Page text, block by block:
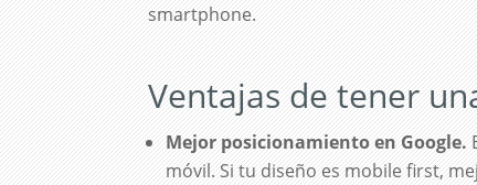
smartphone.
Ventajas de tener
Mejor posicionamiento en Google.
móvil. Si tu diseño es mobile first,